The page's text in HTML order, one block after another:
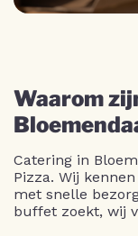
Waarom
Catering in
Pizza. Wij
met snelle
buffet zoekt, wij